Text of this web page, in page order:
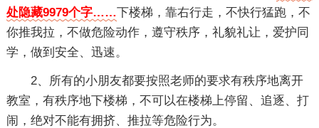
处隐藏9979个字……下楼梯，靠右行走，不快行猛跑，不
你推我拉，不做危险动作，遵守秩序，礼貌礼让，爱护同
学，做到安全、迅速。
2、所有的小朋友都要按照老师的要求有秩序地离开
教室，有秩序地下楼梯，不可以在楼梯上停留、追逐、打
闹，绝对不能有拥挤、推拉等危险行为。